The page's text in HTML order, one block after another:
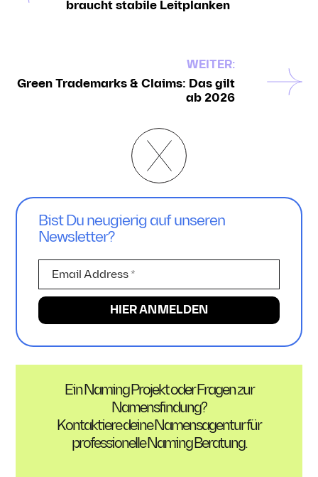
braucht stabile Leitplanken
WEITER:
Green Trademarks & Claims: Das gilt
ab 2026
Bist Du neugierig auf unseren
Newsletter?
Ein Naming Projekt oder Fragen zur
Namensfindung?
Kontaktiere deine Namensagentur für
professionelle Naming Beratung.